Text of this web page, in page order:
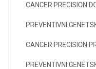
CANCER PRECISION
PREVENTIVNI
CANCER PRECISION
PREVENTIVNI